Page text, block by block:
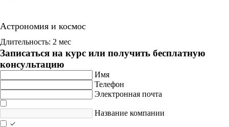
Астрономия и космос
Длительность: 2 мес
Записаться на курс или получить бесплатную
консультацию
Имя
Телефон
Электронная почта
Название компании